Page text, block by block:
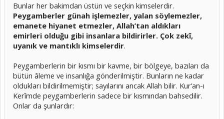
Bunlar her bakimdan üstün ve seçkin kimselerdir.
Peygamberler günah işlemezler, yalan söylemezler,
emanete hiyanet etmezler, Allah’tan aldıkları
emirleri olduğu gibi insanlara bildirirler. Çok zekî,
uyanık ve mantıklı kimselerdir.
Peygamberlerin bir kısmı bir kavme, bir bölgeye, bazıları da
bütün âleme ve insanlığa gönderilmiştir. Bunların ne kadar
oldukları bildirilmemiştir; sayılarını ancak Allah bilir. Kur’an-ı
Kerîmde peygamberlerin sadece bir kısmından bahsedilir.
Onlar da şunlardır: